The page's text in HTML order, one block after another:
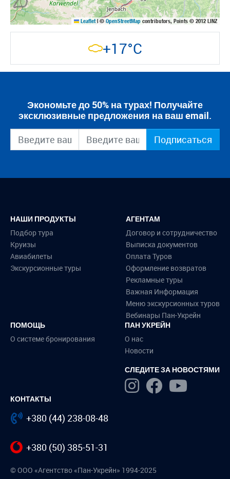
Leaflet |©OpenStreetMap contributors, Points © 2012 LINZ
+17°C
Экономьте до 50% на турах! Получайте
эксклюзивные предложения на ваш email.
Подписаться
НАШИ ПРОДУКТЫ
Подбор тура
Круизы
Авиабилеты
Экскурсионные туры
АГЕНТАМ
Договор и сотрудничество
Выписка документов
Оплата Туров
Оформление возвратов
Рекламные туры
Важная Информация
Меню экскурсионных туров
Вебинары Пан-Укрейн
ПОМОЩЬ
О системе бронирования
ПАН УКРЕЙН
О нас
Новости
СЛЕДИТЕ ЗА НОВОСТЯМИ
КОНТАКТЫ
+380 (44) 238-08-48
+380 (50) 385-51-31
© ООО «Агентство «Пан-Укрейн» 1994-2025